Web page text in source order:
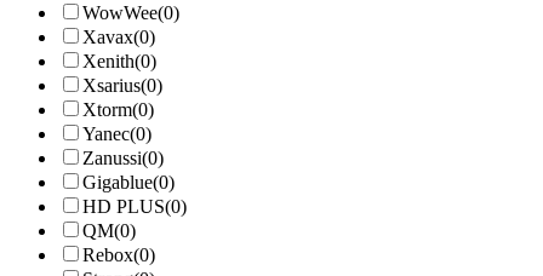
WowWee(0)
Xavax(0)
Xenith(0)
Xsarius(0)
Xtorm(0)
Yanec(0)
Zanussi(0)
Gigablue(0)
HD PLUS(0)
QM(0)
Rebox(0)